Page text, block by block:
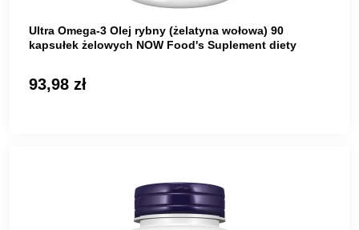
Ultra Omega-3 Olej rybny (żelatyna wołowa) 90
kapsułek żelowych NOW Food's Suplement diety
93,98 zł